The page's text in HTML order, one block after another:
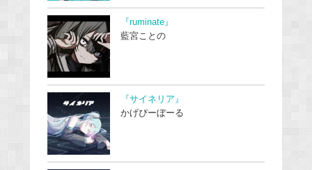
『ruminate』
藍宮ことの
『サイネリア』
かげぴーぼーる